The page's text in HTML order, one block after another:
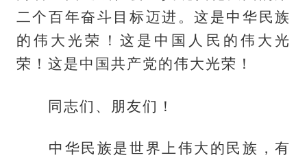
二个百年奋斗目标迈进。这是中华民族
的伟大光荣！这是中国人民的伟大光
荣！这是中国共产党的伟大光荣！
同志们、朋友们！
中华民族是世界上伟大的民族，有